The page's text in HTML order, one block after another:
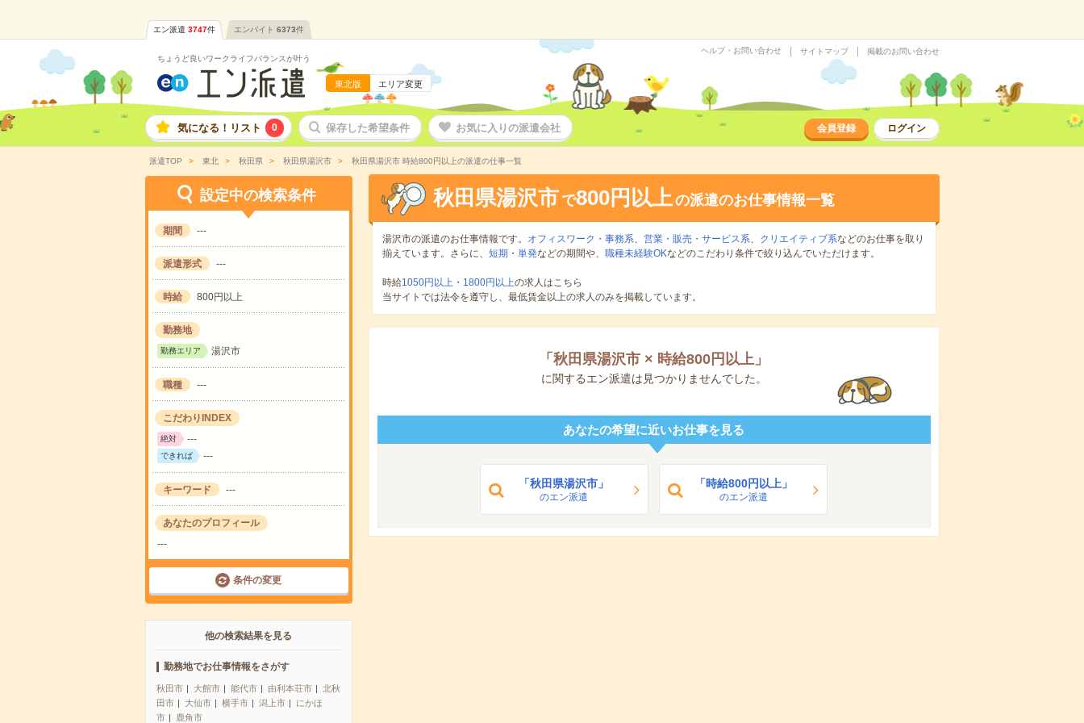
エン派遣 3747件 エンバイト 6373件
ちょうど良いワークライフバランスが叶う
東北版 エリア変更
ヘルプ・お問い合わせ サイトマップ 掲載のお問い合わせ
気になる！リスト 0 保存した希望条件 お気に入りの派遣会社 会員登録 ログイン
派遣TOP 東北 秋田県 秋田県湯沢市 秋田県湯沢市 時給800円以上の派遣の仕事一覧
設定中の検索条件
期間 ---
派遣形式 ---
時給 800円以上
勤務地
勤務エリア 湯沢市
職種 ---
こだわりINDEX
絶対 ---
できれば ---
キーワード ---
あなたのプロフィール
---
条件の変更
他の検索結果を見る
勤務地でお仕事情報をさがす
秋田市 大館市 能代市 由利本荘市
北秋
田市
大仙市 横手市 潟上市
にかほ
市
鹿角市
秋田県湯沢市 で800円以上の派遣のお仕事情報一覧
湯沢市の派遣のお仕事情報です。 オフィスワーク・事務系、 営業・販売・サービス系、 クリエイティブ系などのお仕事を取り
揃えています。さらに、 短期 ・ 単発などの期間や、 職種未経験OKなどのこだわり条件で絞り込んでいただけます。
時給1050円以上・ 1800円以上の求人はこちら
当サイトでは法令を遵守し、最低賃金以上の求人のみを掲載しています。
「 秋田県湯沢市 × 時給800円以上 」
に関するエン派遣は見つかりませんでした。
あなたの希望に近いお仕事を見る
「秋田県湯沢市」
のエン派遣
「時給800円以上」
のエン派遣